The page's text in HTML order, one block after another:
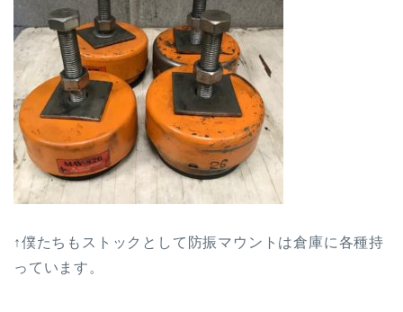
↑僕たちもストックとして防振マウントは倉庫に各種持
っています。